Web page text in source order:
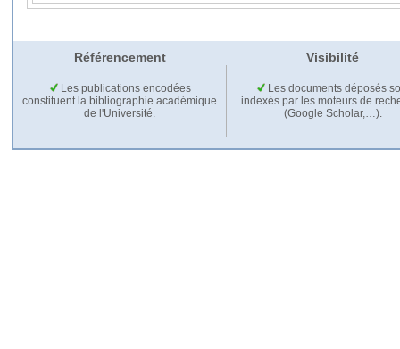
Référencement Visibilité
Les publications encodées
constituent la bibliographie académique
de l'Université.
Les documents déposés
indexés par les moteurs de
(Google Scholar,…).